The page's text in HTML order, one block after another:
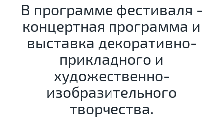
В программе фестиваля -
концертная программа и
выставка декоративно-
прикладного и
художественно-
изобразительного
творчества.